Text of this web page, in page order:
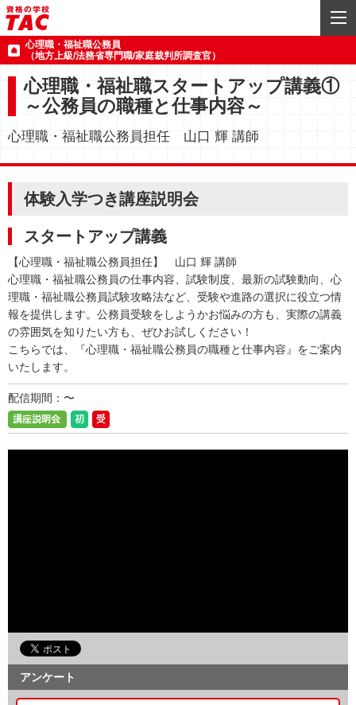
心理職・福祉職公務員
（地方上級/法務省専門職/家庭裁判所調査官）
心理職・福祉職スタートアップ講義①
～公務員の職種と仕事内容～
心理職・福祉職公務員担任 山口 輝 講師
体験入学つき講座説明会
スタートアップ講義
【心理職・福祉職公務員担任】 山口 輝 講師
心理職・福祉職公務員の仕事内容、試験制度、最新の試験動向、心
理職・福祉職公務員試験攻略法など、受験や進路の選択に役立つ情
報を提供します。公務員受験をしようかお悩みの方も、実際の講義
の雰囲気を知りたい方も、ぜひお試しください！
こちらでは、『心理職・福祉職公務員の職種と仕事内容』をご案内
いたします。
配信期間：〜
アンケート